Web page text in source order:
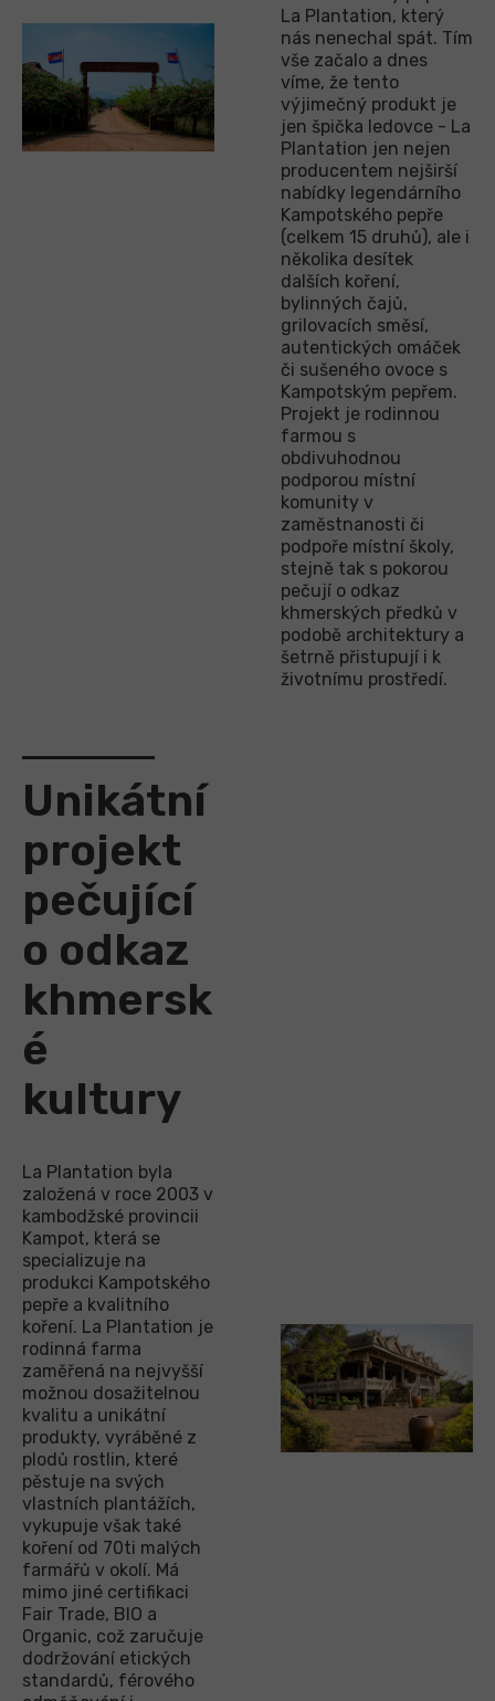
La Plantation, který
nás nenechal spát. Tím
vše začalo a dnes
víme, že tento
výjimečný produkt je
jen špička ledovce - La
Plantation jen nejen
producentem nejširší
nabídky legendárního
Kampotského pepře
(celkem 15 druhů), ale i
několika desítek
dalších koření,
bylinných čajů,
grilovacích směsí,
autentických omáček
či sušeného ovoce s
Kampotským pepřem.
Projekt je rodinnou
farmou s
obdivuhodnou
podporou místní
komunity v
zaměstnanosti či
podpoře místní školy,
stejně tak s pokorou
pečují o odkaz
khmerských předků v
podobě architektury a
šetrně přistupují i k
životnímu prostředí.
Unikátní
projekt
pečující
o odkaz
khmersk
é
kultury
La Plantation byla
založená v roce 2003 v
kambodžské provincii
Kampot, která se
specializuje na
produkci Kampotského
pepře a kvalitního
koření. La Plantation je
rodinná farma
zaměřená na nejvyšší
možnou dosažitelnou
kvalitu a unikátní
produkty, vyráběné z
plodů rostlin, které
pěstuje na svých
vlastních plantážích,
vykupuje však také
koření od 70ti malých
farmářů v okolí. Má
mimo jiné certifikaci
Fair Trade, BIO a
Organic, což zaručuje
dodržování etických
standardů, férového